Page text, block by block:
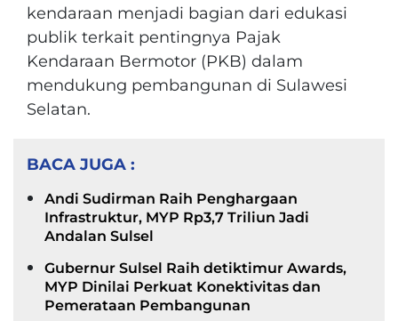
kendaraan menjadi bagian dari edukasi
publik terkait pentingnya Pajak
Kendaraan Bermotor (PKB) dalam
mendukung pembangunan di Sulawesi
Selatan.
BACA JUGA :
Andi Sudirman Raih Penghargaan
Infrastruktur, MYP Rp3,7 Triliun Jadi
Andalan Sulsel
Gubernur Sulsel Raih detiktimur Awards,
MYP Dinilai Perkuat Konektivitas dan
Pemerataan Pembangunan